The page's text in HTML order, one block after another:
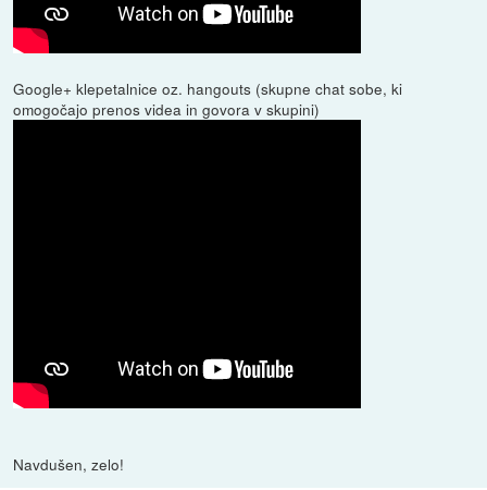
Google+ klepetalnice oz. hangouts (skupne chat sobe, ki
omogočajo prenos videa in govora v skupini)
Navdušen, zelo!